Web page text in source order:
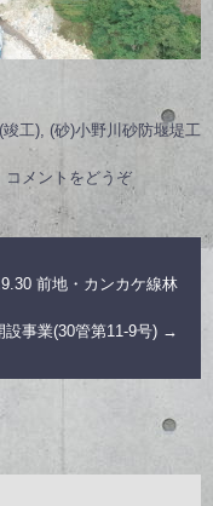
工), (砂)小野川砂防堰堤工
コメントをどうぞ
前地・カンカケ線林
設事業(30管第11-9号) →